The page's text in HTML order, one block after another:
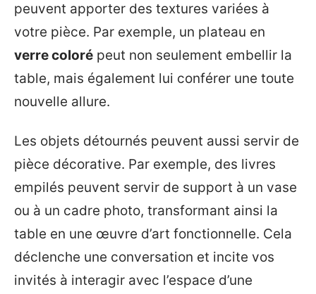
peuvent apporter des textures variées à
votre pièce. Par exemple, un plateau en
verre coloré peut non seulement embellir la
table, mais également lui conférer une toute
nouvelle allure.
Les objets détournés peuvent aussi servir de
pièce décorative. Par exemple, des livres
empilés peuvent servir de support à un vase
ou à un cadre photo, transformant ainsi la
table en une œuvre d’art fonctionnelle. Cela
déclenche une conversation et incite vos
invités à interagir avec l’espace d’une